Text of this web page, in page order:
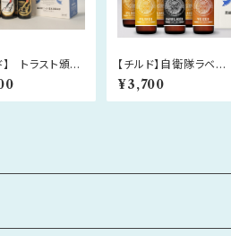
】 トラスト頒布
登ビール
【チルド】自衛隊ラベ
ル 奥能登ビール 33
0ml×6本セット
¥3,700